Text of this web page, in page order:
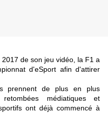
de son jeu vidéo, la F1 a
d'eSport afin d'attirer
prennent de plus en plus
médiatiques et
ont déjà commencé à